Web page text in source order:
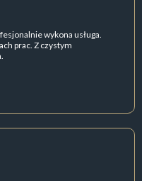
wykona usługa.
prac. Z czystym